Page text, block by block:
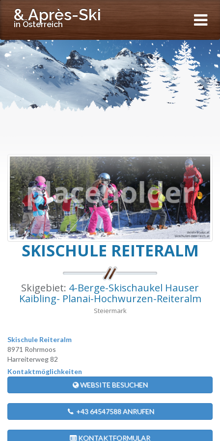
& Après-Ski
in Österreich
SKISCHULE REITERALM
Skigebiet: 4-Berge-Skischaukel Hauser
Kaibling- Planai-Hochwurzen-Reiteralm
Steiermark
Skischule Reiteralm
8971 Rohrmoos
Harreiterweg 82
Kontaktmöglichkeiten
WEBSITE BESUCHEN
+43 64547588 ANRUFEN
KONTAKTFORMULAR